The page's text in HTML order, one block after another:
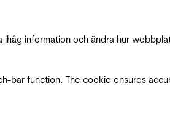
information och ändra hur
bar function. The cookie ensures